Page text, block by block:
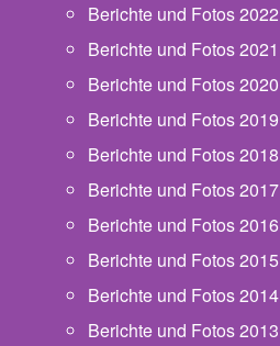
Berichte und Fotos 2022
Berichte und Fotos 2021
Berichte und Fotos 2020
Berichte und Fotos 2019
Berichte und Fotos 2018
Berichte und Fotos 2017
Berichte und Fotos 2016
Berichte und Fotos 2015
Berichte und Fotos 2014
Berichte und Fotos 2013